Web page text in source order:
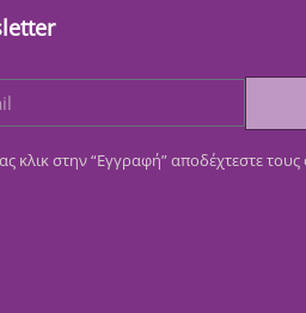
κλικ στην “Εγγραφή” αποδέχτεστε